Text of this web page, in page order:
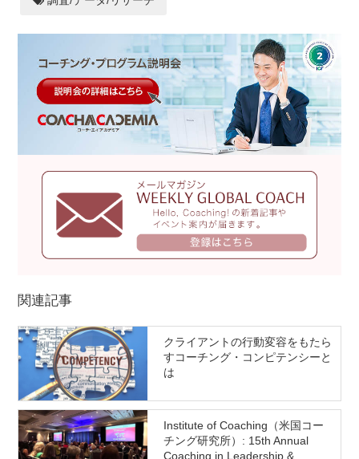
関連記事
クライアントの行動変容をもたら
すコーチング・コンピテンシーと
は
Institute of Coaching（米国コー
チング研究所）: 15th Annual
Coaching in Leadership &